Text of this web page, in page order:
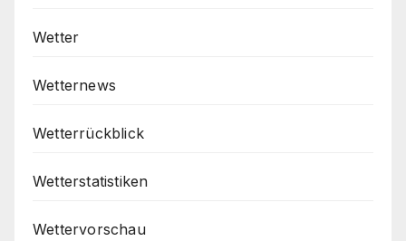
Wetter
Wetternews
Wetterrückblick
Wetterstatistiken
Wettervorschau